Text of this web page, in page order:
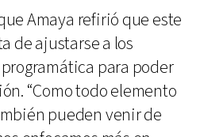
Amaya refirió que este
de ajustarse a los
para poder
“Como todo elemento
pueden venir de